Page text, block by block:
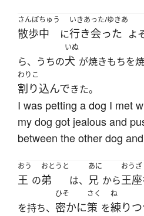
さんぽちゅう
散歩中 に
いきあった/ゆきあ
行き会った よ
ら、うちの
いぬ
犬 が焼きもちを
わりこ
割り込んできた。
I was petting a dog I met
my dog got jealous and
between the other dog
おう
王 の
おとうと
弟 は、
あに
兄 から
おうざ
王座
を持ち、
ひそ
密かに
さく
策 を
ね
練り